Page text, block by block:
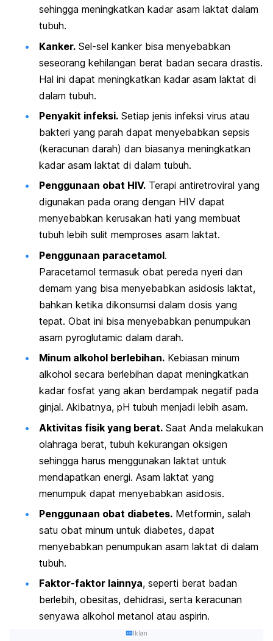
sehingga meningkatkan kadar asam laktat dalam
tubuh.
Kanker. Sel-sel kanker bisa menyebabkan
seseorang kehilangan berat badan secara drastis.
Hal ini dapat meningkatkan kadar asam laktat di
dalam tubuh.
Penyakit infeksi. Setiap jenis infeksi virus atau
bakteri yang parah dapat menyebabkan sepsis
(keracunan darah) dan biasanya meningkatkan
kadar asam laktat di dalam tubuh.
Penggunaan obat HIV. Terapi antiretroviral yang
digunakan pada orang dengan HIV dapat
menyebabkan kerusakan hati yang membuat
tubuh lebih sulit memproses asam laktat.
Penggunaan paracetamol.
Paracetamol termasuk obat pereda nyeri dan
demam yang bisa menyebabkan asidosis laktat,
bahkan ketika dikonsumsi dalam dosis yang
tepat. Obat ini bisa menyebabkan penumpukan
asam pyroglutamic dalam darah.
Minum alkohol berlebihan. Kebiasan minum
alkohol secara berlebihan dapat meningkatkan
kadar fosfat yang akan berdampak negatif pada
ginjal. Akibatnya, pH tubuh menjadi lebih asam.
Aktivitas fisik yang berat. Saat Anda melakukan
olahraga berat, tubuh kekurangan oksigen
sehingga harus menggunakan laktat untuk
mendapatkan energi. Asam laktat yang
menumpuk dapat menyebabkan asidosis.
Penggunaan obat diabetes. Metformin, salah
satu obat minum untuk diabetes, dapat
menyebabkan penumpukan asam laktat di dalam
tubuh.
Faktor-faktor lainnya, seperti berat badan
berlebih, obesitas, dehidrasi, serta keracunan
senyawa alkohol metanol atau aspirin.
Iklan